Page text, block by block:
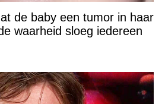
de baby een tumor in haar
waarheid sloeg iedereen